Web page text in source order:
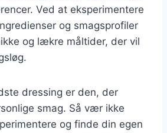
Ved at eksperimentere
og smagsprofiler
og lækre måltider, der vil
dressing er den, der
smag. Så vær ikke
og finde din egen